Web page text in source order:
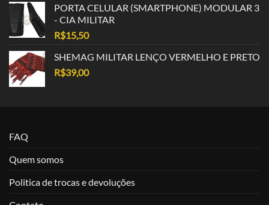
PORTA CELULAR (SMARTPHONE) MODULAR 3
- CIA MILITAR
R$15,50
SHEMAG MILITAR LENÇO VERMELHO E PRETO
R$39,00
FAQ
Quem somos
Politica de trocas e devoluções